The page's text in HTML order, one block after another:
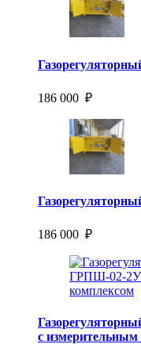
186 000 ₽
186 000 ₽
с